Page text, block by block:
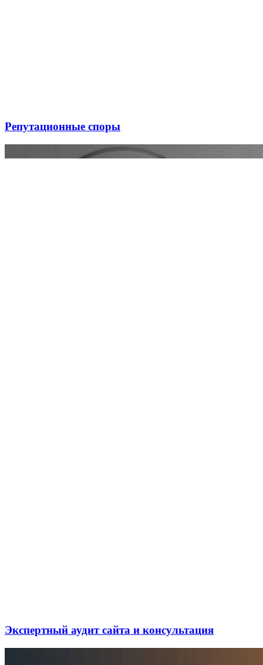
Репутационные споры
Экспертный аудит сайта и консультация